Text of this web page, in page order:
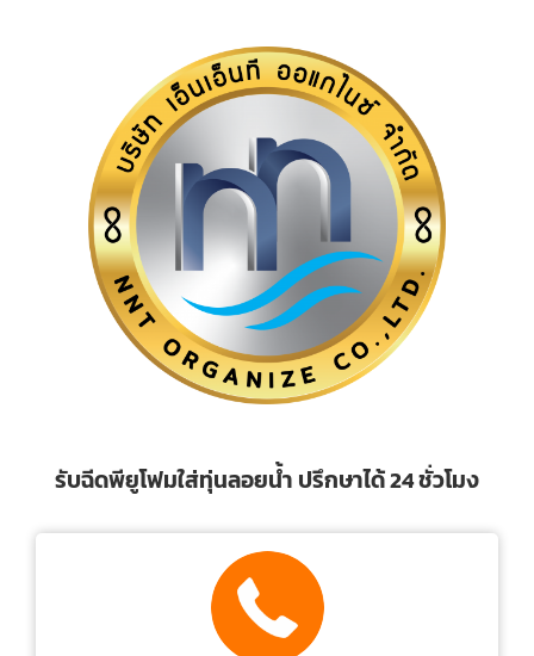
รับฉีดพียูโฟมใส่ทุ่นลอยน้ำ ปรึกษาได้ 24 ชั่วโมง